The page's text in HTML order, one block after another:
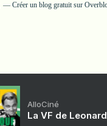
Créer un blog gratuit sur
AlloCiné
La VF de